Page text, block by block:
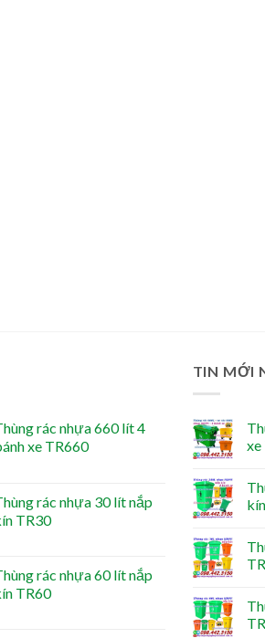
rác nhựa 660 lít 4
xe TR660
rác nhựa 30 lít nắp
TR30
rác nhựa 60 lít nắp
TR60
TIN MỚI
xe